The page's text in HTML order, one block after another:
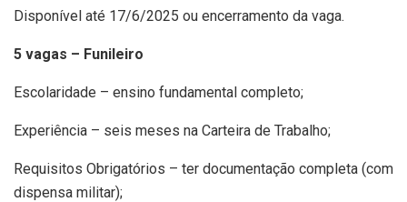
Disponível até 17/6/2025 ou encerramento da vaga.
5 vagas – Funileiro
Escolaridade – ensino fundamental completo;
Experiência – seis meses na Carteira de Trabalho;
Requisitos Obrigatórios – ter documentação completa (com
dispensa militar);